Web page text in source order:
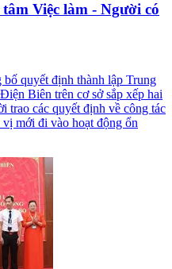
Việc làm - Người có
quyết định thành lập Trung
Biên trên cơ sở sắp xếp hai
trao các quyết định về công tác
mới đi vào hoạt động ổn